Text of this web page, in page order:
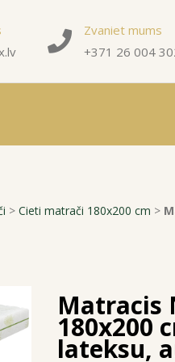
Zvaniet mums
+371 26 004
> Cieti matrači 180x200 cm >
Matracis
180x200
lateksu,